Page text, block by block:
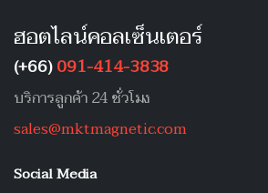
ฮอตไลน์คอลเซ็นเตอร์
(+66)091-414-3838
บริการลูกค้า 24 ชั่วโมง
sales@mktmagnetic.com
Social Media